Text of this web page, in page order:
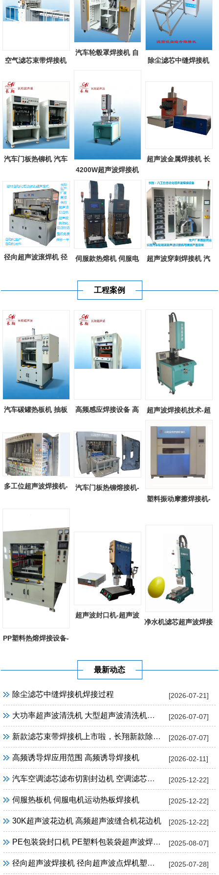
空气滤芯束带焊接机
汽车轮毂罩焊接机 自
除尘滤芯中缝焊接机
汽车门板热铆机 汽车
4200W超声波焊接机
长翔大功率超...
超声波金属焊接机 长
径向超声波滚焊机 径
伺服款热熔机 伺服电
超声波穿刺焊接机 汽
工程案例
汽车碳罐热板机 抽板
高频感应焊接设备 高
超声波焊接机技术-超
声波塑料焊...
多工位超声波焊接机-
汽车门板热铆熔接机-
塑料振动摩擦焊接机-
PP塑料热熔焊接设备-
超声波封口机-超声波
净水机滤芯超声波焊接
最新动态
[2026-07-21]
除尘滤芯中缝焊接机焊接过程
[2026-07-07]
大功率超声波清洗机 大型超声波清洗机定制
[2026-07-07]
新款滤芯束带焊接机上市啦，长翔新款除尘滤芯束带焊接机
[2026-02-11]
高频诱导焊应用范围 高频诱导焊接机
[2025-12-22]
汽车空调滤芯滤布切割封边机 空调滤芯超声波切割封边机
[2025-12-22]
伺服热板机 伺服电机运动热板焊接机
[2025-12-22]
30K超声波花边机 高频超声波缝合机花边机
[2025-08-07]
PE包装袋封口机 PE塑料包装袋超声波焊接机封口机
[2025-07-28]
径向超声波焊接机 径向超声波点焊机塑料焊接设备